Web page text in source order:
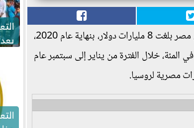
، جيورجي بوريسينكو، إن الاستثمارات الروسية في مصر بلغت 8 مليارات دولار، بنهاية عام 2020،
بينما وصلت التجارة الثنائية بين البلدين إلى 3.3 مليار دولار، بزيادة تقدر بـ34 في المئة، خلال الفترة من يناير إلى سبتمبر عام